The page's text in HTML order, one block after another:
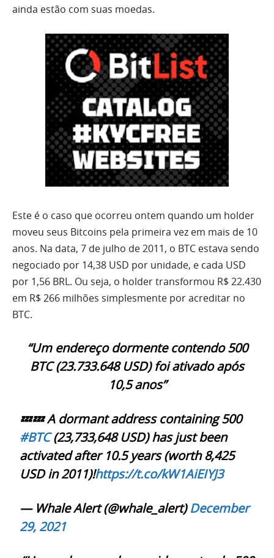
ainda estão com suas moedas.
Este é o caso que ocorreu ontem quando um holder
moveu seus Bitcoins pela primeira vez em mais de 10
anos. Na data, 7 de julho de 2011, o BTC estava sendo
negociado por 14,38 USD por unidade, e cada USD
por 1,56 BRL. Ou seja, o holder transformou R$ 22.430
em R$ 266 milhões simplesmente por acreditar no
BTC.
“Um endereço dormente contendo 500
BTC (23.733.648 USD) foi ativado após
10,5 anos”
💤💤 A dormant address containing 500
#BTC(23,733,648 USD) has just been
activated after 10.5 years (worth 8,425
USD in 2011)!https://t.co/kW1AiEIYJ3
— Whale Alert (@whale_alert)December
29, 2021